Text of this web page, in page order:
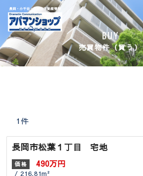
content
BUY
売買物件（買う）
1件
長岡市松葉１丁目 宅地
価格 490万円
/ 216.81m²